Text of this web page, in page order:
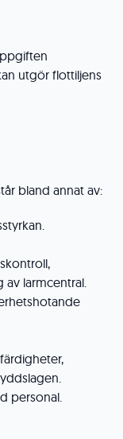
utgör flottiljens
bland annat av:
larmcentral.
personal.